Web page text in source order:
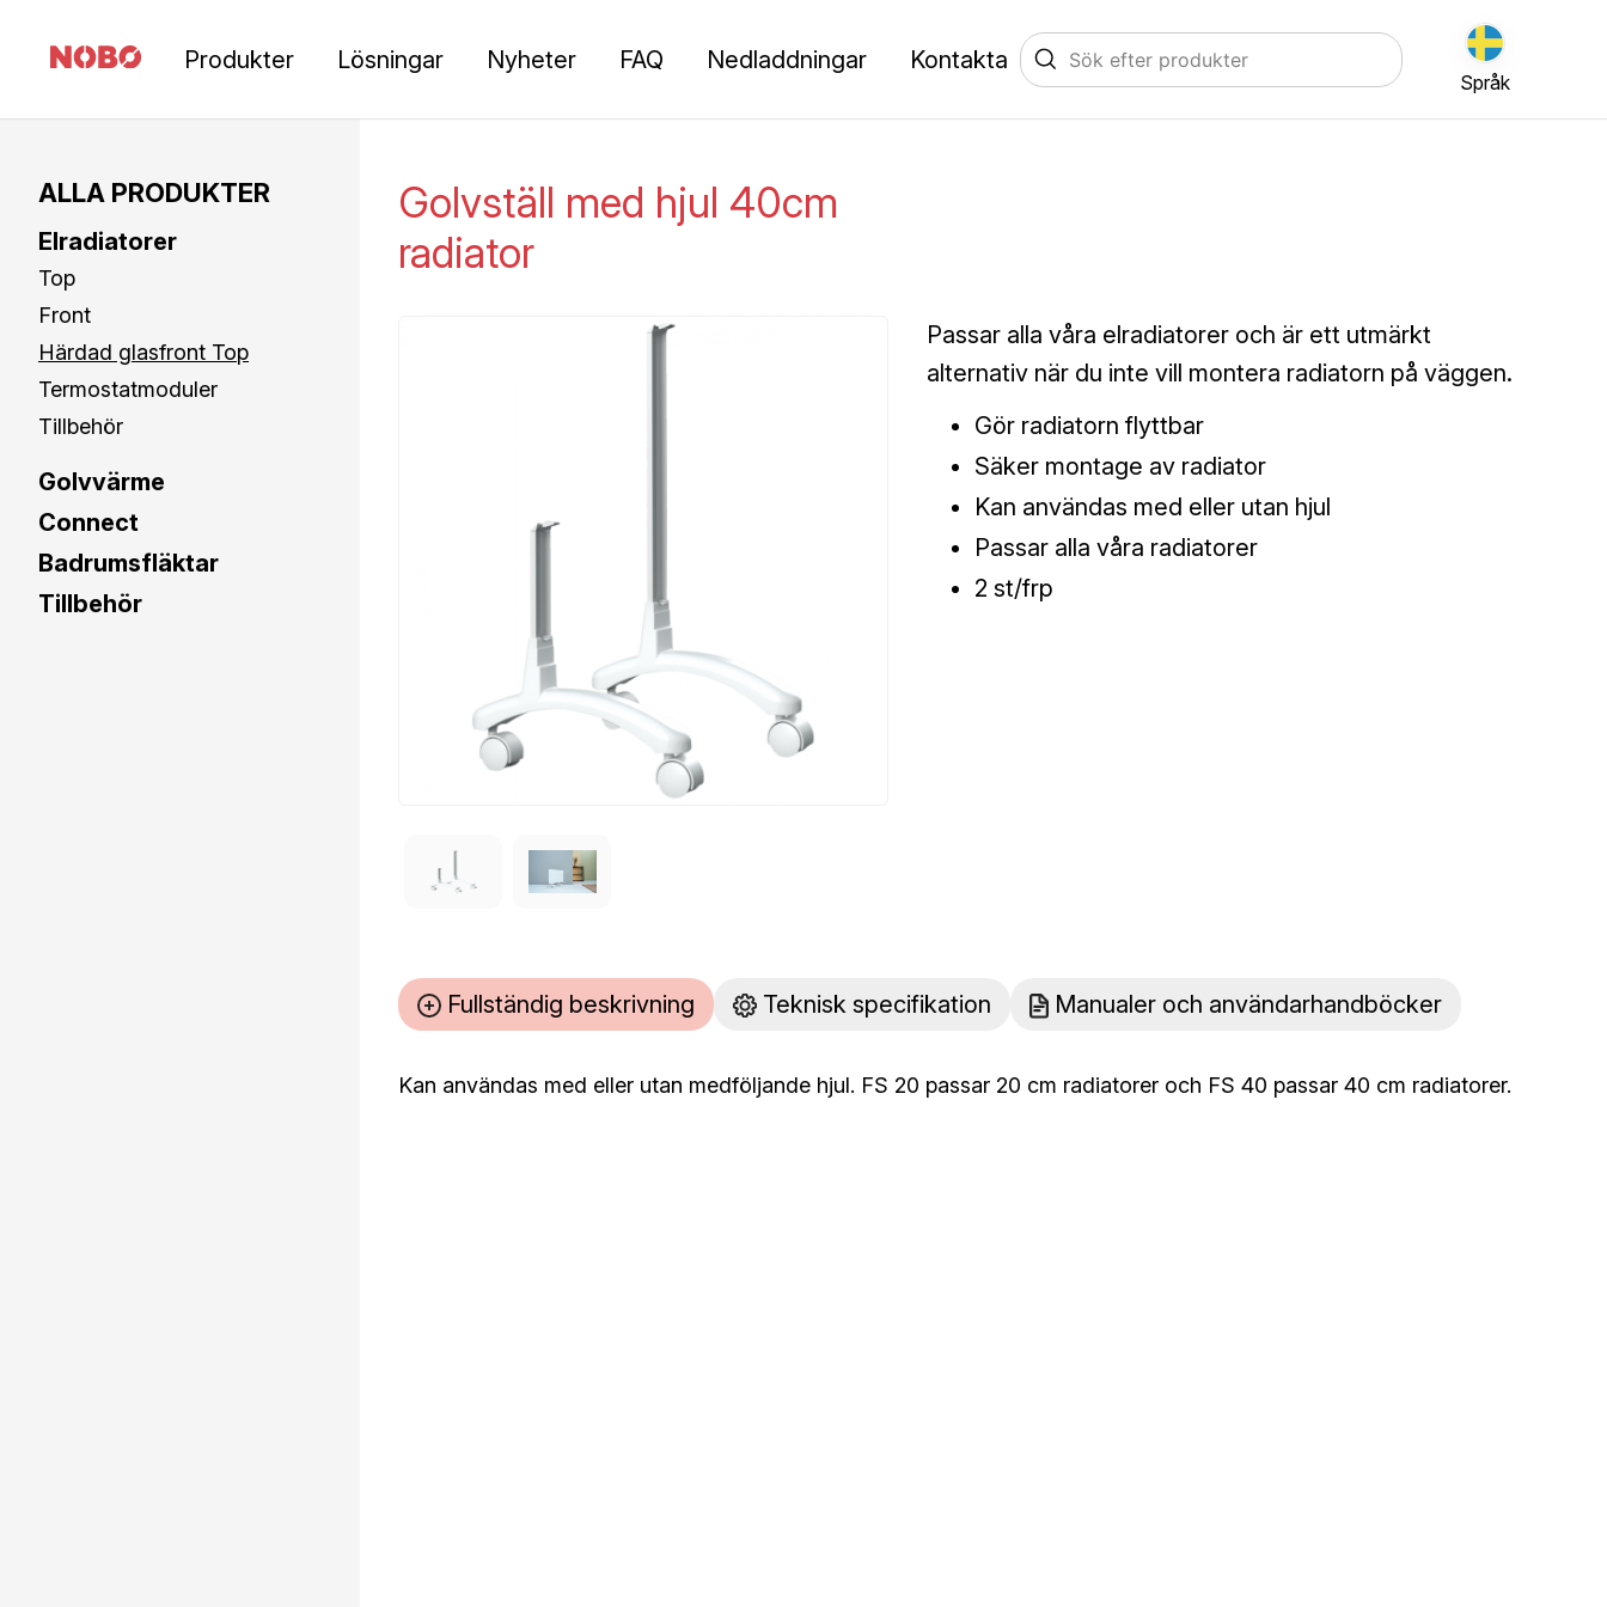
Produkter Lösningar Nyheter FAQ Nedladdningar Kontakta
Språk
ALLA PRODUKTER
Elradiatorer
Top
Front
Härdad glasfront Top
Termostatmoduler
Tillbehör
Golvvärme
Connect
Badrumsfläktar
Tillbehör
Golvställ med hjul 40cm
radiator
Passar alla våra elradiatorer och är ett utmärkt
alternativ när du inte vill montera radiatorn på väggen.
Gör radiatorn flyttbar
Säker montage av radiator
Kan användas med eller utan hjul
Passar alla våra radiatorer
2 st/frp
Fullständig beskrivning Teknisk specifikation Manualer och användarhandböcker
Kan användas med eller utan medföljande hjul. FS 20 passar 20 cm radiatorer och FS 40 passar 40 cm radiatorer.